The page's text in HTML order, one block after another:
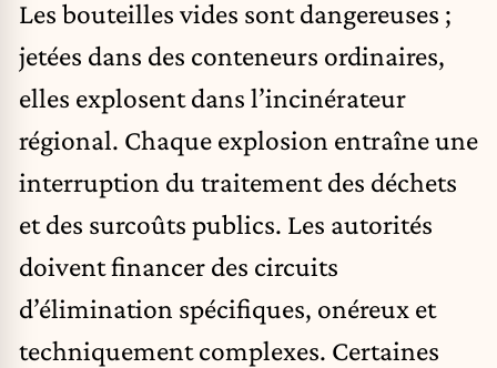
Les bouteilles vides sont dangereuses ;
jetées dans des conteneurs ordinaires,
elles explosent dans l’incinérateur
régional. Chaque explosion entraîne une
interruption du traitement des déchets
et des surcoûts publics. Les autorités
doivent financer des circuits
d’élimination spécifiques, onéreux et
techniquement complexes. Certaines